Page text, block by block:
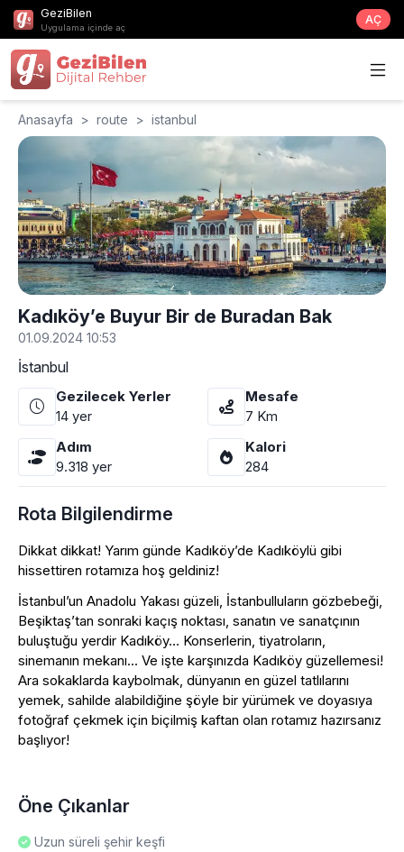
GeziBilen
Uygulama içinde aç
AÇ
Anasayfa > route > istanbul
Kadıköy’e Buyur Bir de Buradan Bak
01.09.2024 10:53
İstanbul
Gezilecek Yerler
14 yer
Mesafe
7 Km
Adım
9.318 yer
Kalori
284
Rota Bilgilendirme
Dikkat dikkat! Yarım günde Kadıköy’de Kadıköylü gibi
hissettiren rotamıza hoş geldiniz!
İstanbul’un Anadolu Yakası güzeli, İstanbulluların gözbebeği,
Beşiktaş’tan sonraki kaçış noktası, sanatın ve sanatçının
buluştuğu yerdir Kadıköy… Konserlerin, tiyatroların,
sinemanın mekanı… Ve işte karşınızda Kadıköy güzellemesi!
Ara sokaklarda kaybolmak, dünyanın en güzel tatlılarını
yemek, sahilde alabildiğine şöyle bir yürümek ve doyasıya
fotoğraf çekmek için biçilmiş kaftan olan rotamız hazırsanız
başlıyor!
Öne Çıkanlar
Uzun süreli şehir keşfi